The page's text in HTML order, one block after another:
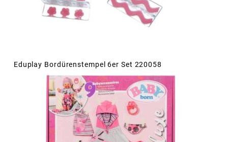
Eduplay Bordürenstempel 6er Set 220058